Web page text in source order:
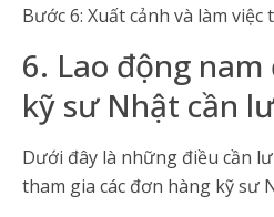
Bước 6: Xuất cảnh và làm việc
6. Lao động
kỹ sư Nhật cần
Dưới đây là những điều cần
tham gia các đơn hàng kỹ sư